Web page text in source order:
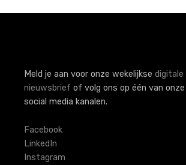
o
s
Meld je aan voor onze wekelijkse digitale
nieuwsbrief of volg ons op één van onze
social media kanalen.
Facebook
LinkedIn
Instagram